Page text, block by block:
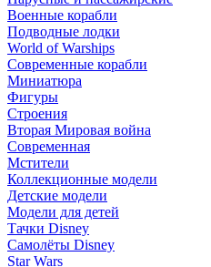
Военные корабли
Подводные лодки
World of Warships
Современные корабли
Миниатюра
Фигуры
Строения
Вторая Мировая война
Современная
Мстители
Коллекционные модели
Детские модели
Модели для детей
Тачки Disney
Самолёты Disney
Star Wars